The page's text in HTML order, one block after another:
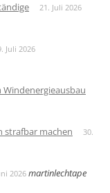
21. Juli 2026
Juli 2026
strafbar machen
30.
2026 martinlechtape